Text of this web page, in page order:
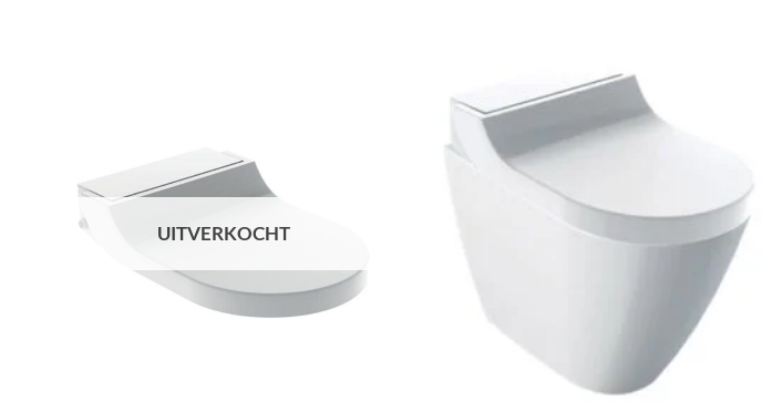
UITVERKOCHT